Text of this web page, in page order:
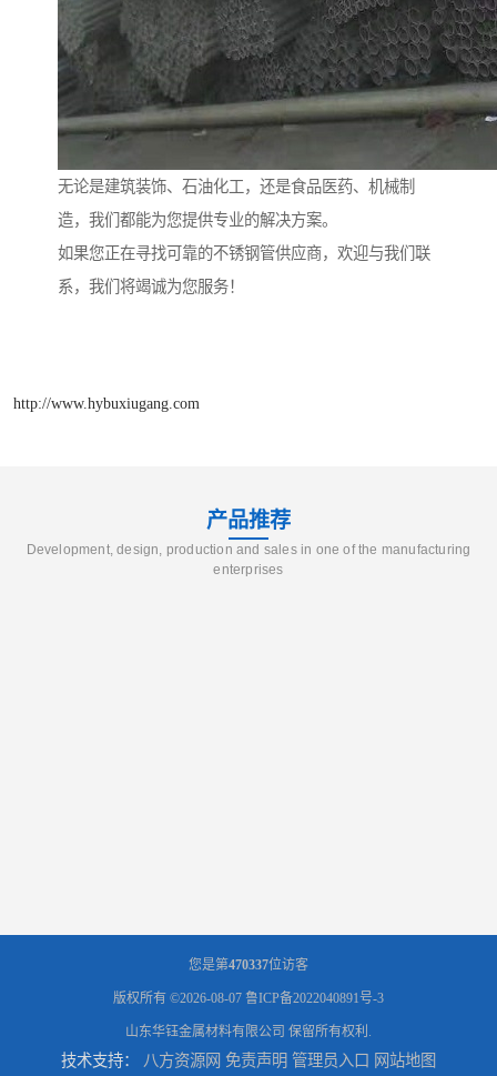
无论是建筑装饰、石油化工，还是食品医药、机械制
造，我们都能为您提供专业的解决方案。
如果您正在寻找可靠的不锈钢管供应商，欢迎与我们联
系，我们将竭诚为您服务！
http://www.hybuxiugang.com
产品推荐
Development, design, production and sales in one of the manufacturing
enterprises
您是第470337位访客
版权所有 ©2026-08-07 鲁ICP备2022040891号-3
山东华钰金属材料有限公司 保留所有权利.
技术支持： 八方资源网 免责声明 管理员入口 网站地图